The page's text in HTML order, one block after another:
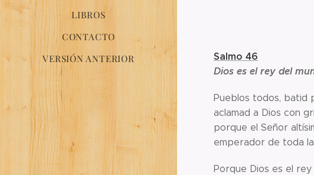
LIBROS
CONTACTO
VERSIÓN ANTERIOR
Salmo 46
Dios es el rey del
Pueblos todos, batid
aclamad a Dios con
porque el Señor
emperador de toda
Porque Dios es el rey